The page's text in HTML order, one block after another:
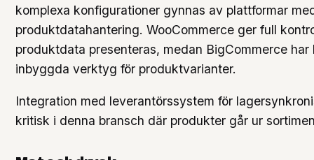
komplexa konfigurationer gynnas av plattformar
produktdatahantering. WooCommerce ger full
produktdata presenteras, medan BigCommerce har
inbyggda verktyg för produktvarianter.
Integration med leverantörssystem för
kritisk i denna bransch där produkter går ur